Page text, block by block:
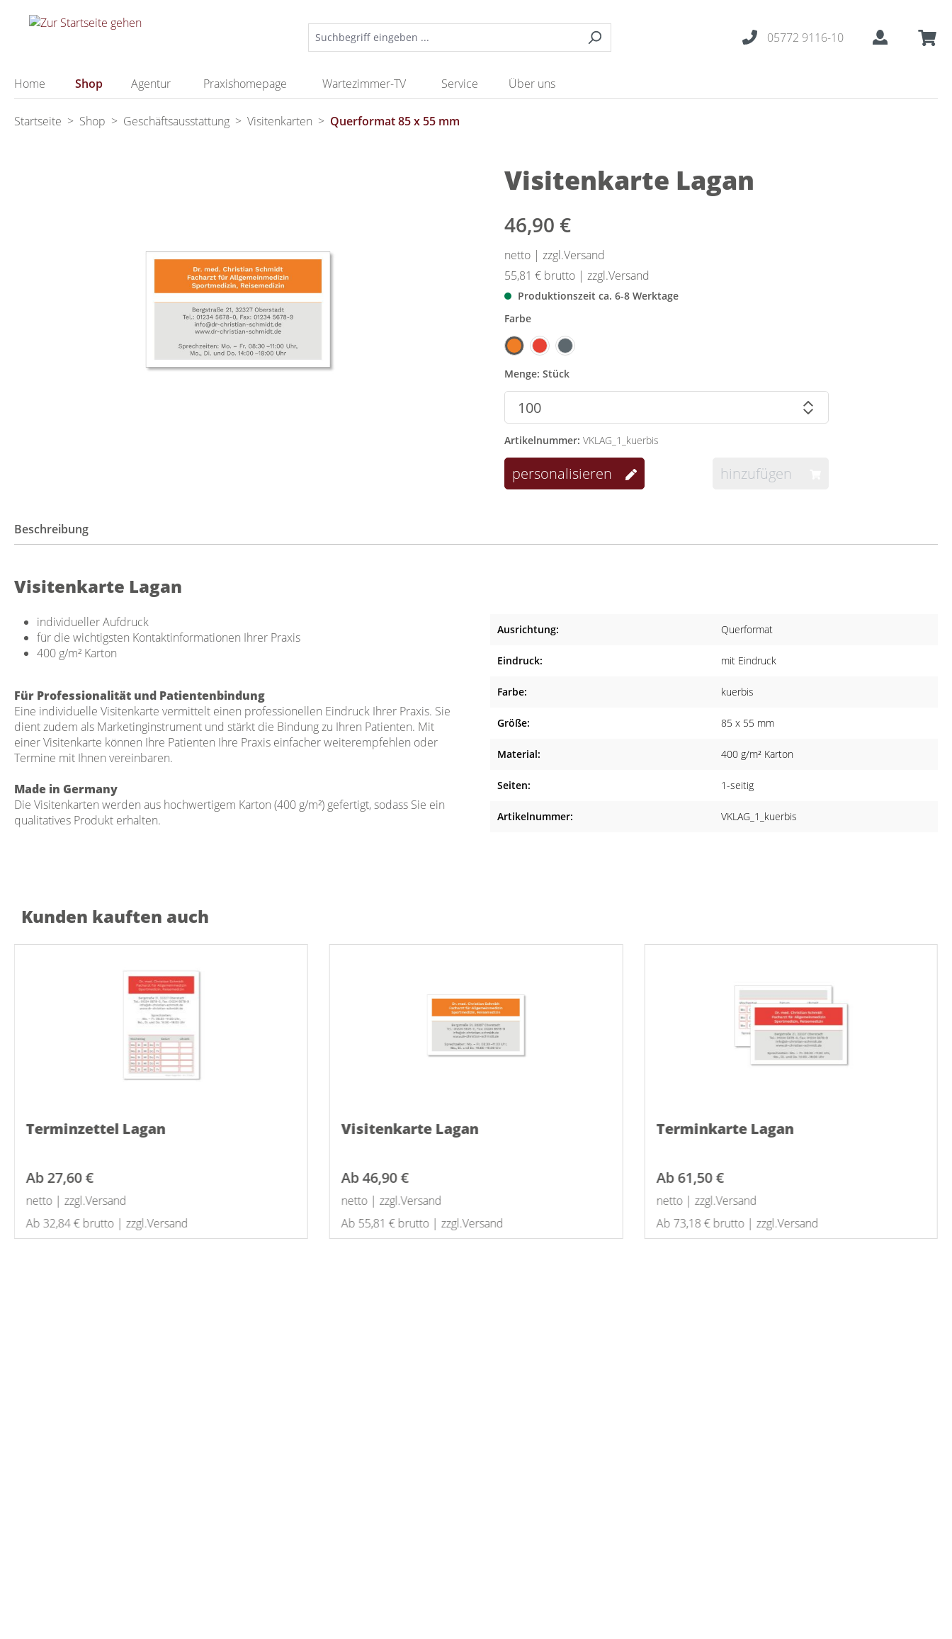
Zur Hauptnavigation springen
05772 9116-10
Home Shop Agentur Praxishomepage Wartezimmer-TV Service Über uns
Startseite > Shop > Geschäftsausstattung > Visitenkarten > Querformat 85 x 55 mm
Visitenkarte Lagan
46,90 €
netto | zzgl.Versand
55,81 € brutto | zzgl.Versand
Produktionszeit ca. 6-8 Werktage
Farbe
Menge: Stück
Artikelnummer: VKLAG_1_kuerbis
personalisieren hinzufügen
Beschreibung
Visitenkarte Lagan
individueller Aufdruck
für die wichtigsten Kontaktinformationen Ihrer Praxis
400 g/m² Karton
Für Professionalität und Patientenbindung
Eine individuelle Visitenkarte vermittelt einen professionellen Eindruck Ihrer Praxis. Sie
dient zudem als Marketinginstrument und stärkt die Bindung zu Ihren Patienten. Mit
einer Visitenkarte können Ihre Patienten Ihre Praxis einfacher weiterempfehlen oder
Termine mit Ihnen vereinbaren.
Made in Germany
Die Visitenkarten werden aus hochwertigem Karton (400 g/m²) gefertigt, sodass Sie ein
qualitatives Produkt erhalten.
Ausrichtung: Querformat
Eindruck: mit Eindruck
Farbe: kuerbis
Größe: 85 x 55 mm
Material: 400 g/m² Karton
Seiten: 1-seitig
Artikelnummer: VKLAG_1_kuerbis
Kunden kauften auch
Terminzettel Lagan
Ab27,60 €
netto | zzgl.Versand
Ab 32,84 € brutto | zzgl.Versand
Visitenkarte Lagan
Ab46,90 €
netto | zzgl.Versand
Ab 55,81 € brutto | zzgl.Versand
Terminkarte Lagan
Ab61,50 €
netto | zzgl.Versand
Ab 73,18 € brutto | zzgl.Versand